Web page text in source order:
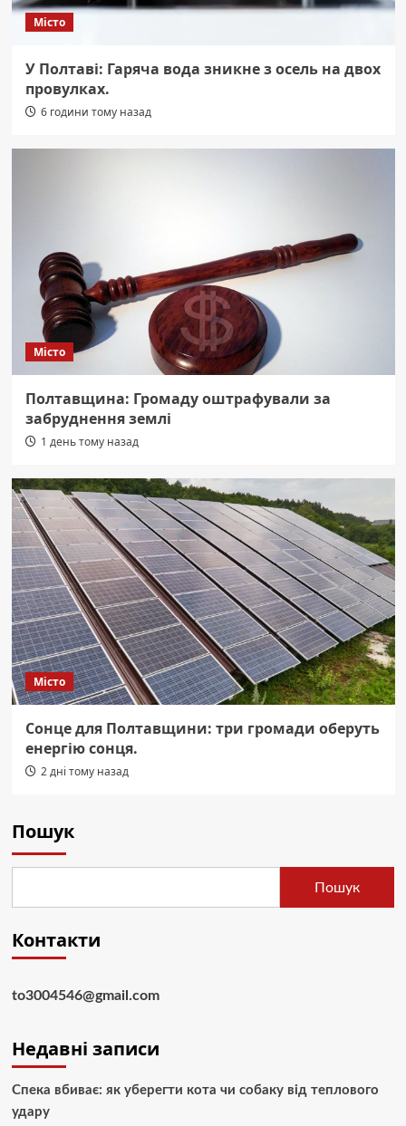
Місто
У Полтаві: Гаряча вода зникне з осель на двох
провулках.
6 години тому назад
Місто
Полтавщина: Громаду оштрафували за
забруднення землі
1 день тому назад
Місто
Сонце для Полтавщини: три громади оберуть
енергію сонця.
2 дні тому назад
Пошук
Пошук
Контакти
to3004546@gmail.com
Недавні записи
Спека вбиває: як уберегти кота чи собаку від теплового
удару